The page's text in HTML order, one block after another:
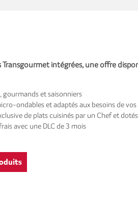
Transgourmet intégrées, une offre
gourmands et saisonniers
ondables et adaptés aux besoins de
de plats cuisinés par un Chef et
avec une DLC de 3 mois